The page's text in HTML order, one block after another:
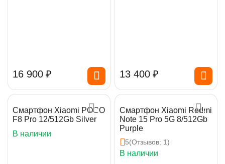
16 900 ₽ 13 400 ₽
Смартфон Xiaomi POCO
F8 Pro 12/512Gb Silver
В наличии
Смартфон Xiaomi Redmi
Note 15 Pro 5G 8/512Gb
Purple
5(Отзывов: 1)
В наличии